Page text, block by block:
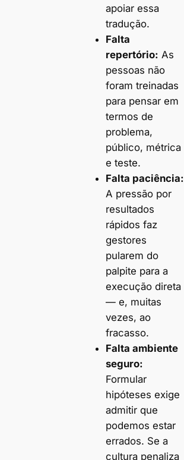
apoiar essa
tradução.
Falta
repertório: As
pessoas não
foram treinadas
para pensar em
termos de
problema,
público, métrica
e teste.
Falta paciência:
A pressão por
resultados
rápidos faz
gestores
pularem do
palpite para a
execução direta
— e, muitas
vezes, ao
fracasso.
Falta ambiente
seguro:
Formular
hipóteses exige
admitir que
podemos estar
errados. Se a
cultura penaliza